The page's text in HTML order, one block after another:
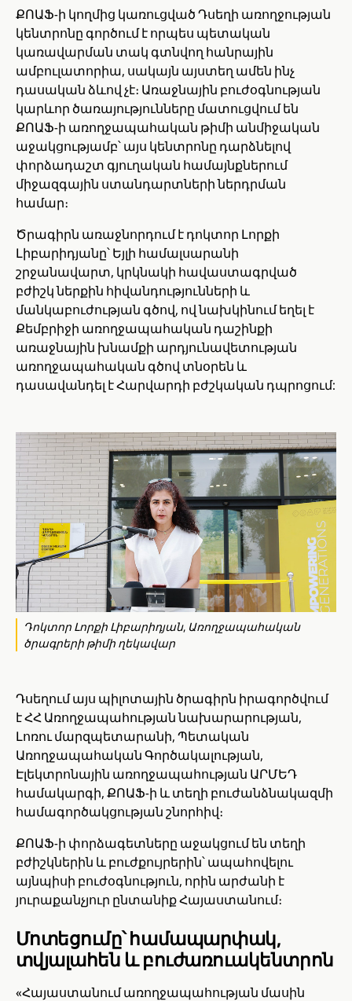
ՔՈԱՖ-ի կողմից կառուցված Դսեղի առողջության
կենտրոնը գործում է որպես պետական
կառավարման տակ գտնվող հանրային
ամբուլատորիա, սակայն այստեղ ամեն ինչ
դասական ձևով չէ։ Առաջնային բուժօգնության
կարևոր ծառայությունները մատուցվում են
ՔՈԱՖ-ի առողջապահական թիմի անմիջական
աջակցությամբ՝ այս կենտրոնը դարձնելով
փորձադաշտ գյուղական համայնքներում
միջազգային ստանդարտների ներդրման
համար։
Ծրագիրն առաջնորդում է դոկտոր Լորքի
Լիբարիդյանը՝ Եյլի համալսարանի
շրջանավարտ, կրկնակի հավաստագրված
բժիշկ ներքին հիվանդությունների և
մանկաբուժության գծով, ով նախկինում եղել է
Քեմբրիջի առողջապահական դաշինքի
առաջնային խնամքի արդյունավետության
առողջապահական գծով տնօրեն և
դասավանդել է Հարվարդի բժշկական դպրոցում:
Դոկտոր Լորքի Լիբարիդյան, Առողջապահական
ծրագրերի թիմի ղեկավար
Դսեղում այս պիլոտային ծրագիրն իրագործվում
է ՀՀ Առողջապահության նախարարության,
Լոռու մարզպետարանի, Պետական
Առողջապահական Գործակալության,
Էլեկտրոնային առողջապահության ԱՐՄԵԴ
համակարգի, ՔՈԱՖ-ի և տեղի բուժանձնակազմի
համագործակցության շնորհիվ։
ՔՈԱՖ-ի փորձագետները աջակցում են տեղի
բժիշկներին և բուժքույրերին՝ ապահովելու
այնպիսի բուժօգնություն, որին արժանի է
յուրաքանչյուր ընտանիք Հայաստանում։
Մոտեցումը՝ համապարփակ,
տվյալահեն և բուժառուակենտրոն
«Հայաստանում առողջապահության մասին